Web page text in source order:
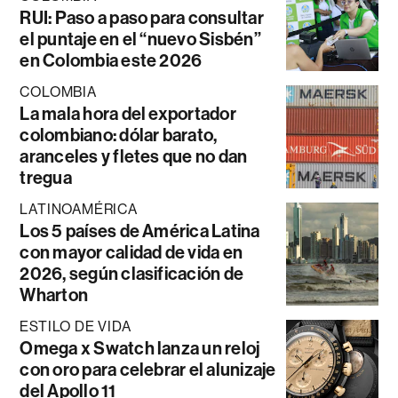
RUI: Paso a paso para consultar
el puntaje en el “nuevo Sisbén”
en Colombia este 2026
COLOMBIA
La mala hora del exportador
colombiano: dólar barato,
aranceles y fletes que no dan
tregua
LATINOAMÉRICA
Los 5 países de América Latina
con mayor calidad de vida en
2026, según clasificación de
Wharton
ESTILO DE VIDA
Omega x Swatch lanza un reloj
con oro para celebrar el alunizaje
del Apollo 11